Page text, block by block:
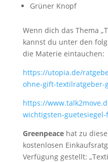
Grüner Knopf
Wenn dich das Thema
kannst du unter den
die Materie eintauchen:
https://utopia.de/
ohne-gift-textilratgeber-
https://
wichtigsten-
Greenpeacehat zu
kostenlosen
Verfügung gestellt: